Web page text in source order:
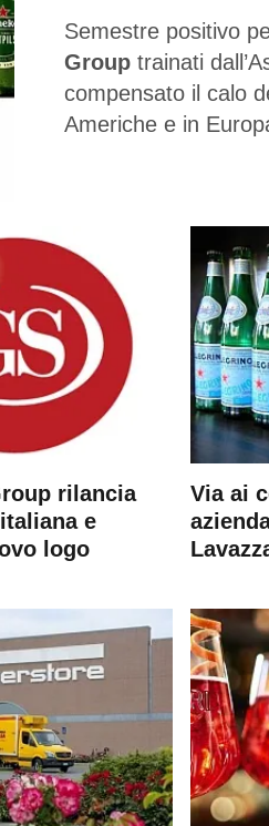
Semestre positivo
Group trainati
compensato il calo
Americhe e in
rilancia
e
logo
Via ai